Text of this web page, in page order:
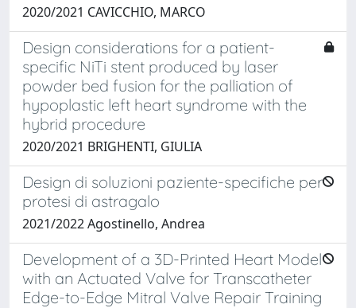
2020/2021 CAVICCHIO, MARCO
Design considerations for a patient-
specific NiTi stent produced by laser
powder bed fusion for the palliation of
hypoplastic left heart syndrome with the
hybrid procedure
2020/2021 BRIGHENTI, GIULIA
Design di soluzioni paziente-specifiche per
protesi di astragalo
2021/2022 Agostinello, Andrea
Development of a 3D-Printed Heart Model
with an Actuated Valve for Transcatheter
Edge-to-Edge Mitral Valve Repair Training